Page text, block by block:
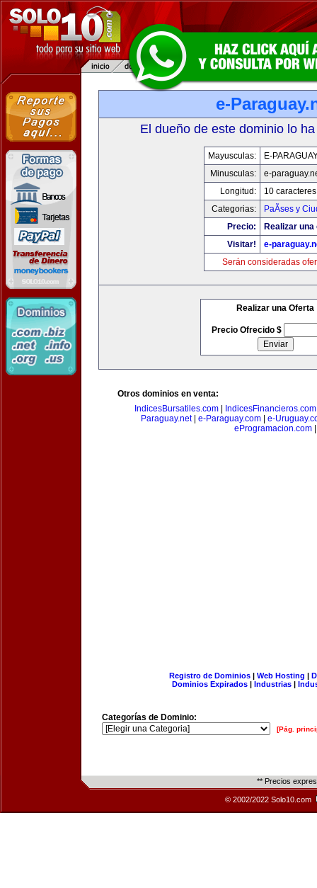
e-
El dueño de este dominio lo
Mayusculas:
E-
Minusculas:
e-
Longitud:
10 caracteres
Categorias:
PaÃ­ses y
Precio:
Realizar
Visitar!
e-
Serán consideradas
Realizar una Oferta
Precio Ofrecido $
Otros dominios en venta:
IndicesBursatiles.com
IndicesFinancieros.com
Paraguay.net| e-Paraguay.com| e-
eProgramacion.com
Registro de Dominios| Web Hosting |
Dominios Expirados | Industrias |
Categorías de Dominio:
[Pág.
** Precios
© 2002/2022 Solo10.com